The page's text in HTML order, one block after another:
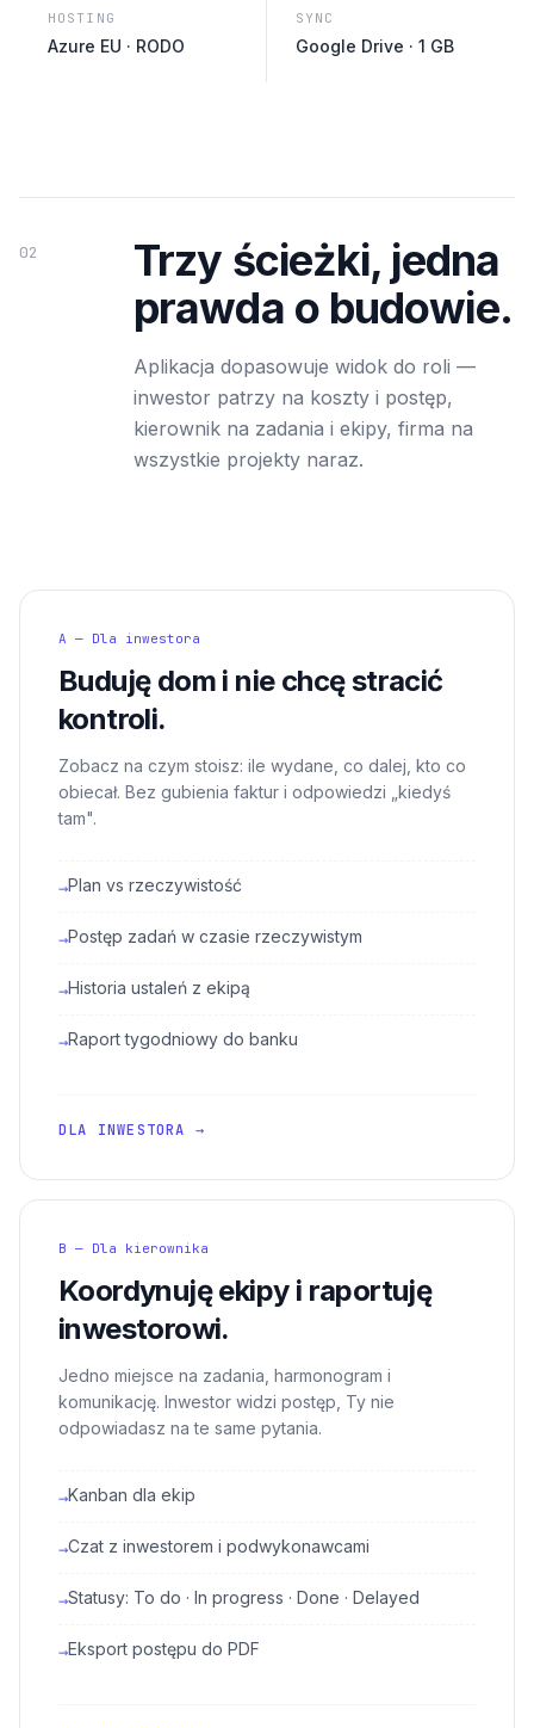
HOSTING
Azure EU · RODO
SYNC
Google Drive · 1 GB
02
Trzy ścieżki, jedna
prawda o budowie.
Aplikacja dopasowuje widok do roli —
inwestor patrzy na koszty i postęp,
kierownik na zadania i ekipy, firma na
wszystkie projekty naraz.
A — Dla inwestora
Buduję dom i nie chcę stracić
kontroli.
Zobacz na czym stoisz: ile wydane, co dalej, kto co
obiecał. Bez gubienia faktur i odpowiedzi „kiedyś
tam".
→Plan vs rzeczywistość
→Postęp zadań w czasie rzeczywistym
→Historia ustaleń z ekipą
→Raport tygodniowy do banku
DLA INWESTORA →
B — Dla kierownika
Koordynuję ekipy i raportuję
inwestorowi.
Jedno miejsce na zadania, harmonogram i
komunikację. Inwestor widzi postęp, Ty nie
odpowiadasz na te same pytania.
→Kanban dla ekip
→Czat z inwestorem i podwykonawcami
→Statusy: To do · In progress · Done · Delayed
→Eksport postępu do PDF